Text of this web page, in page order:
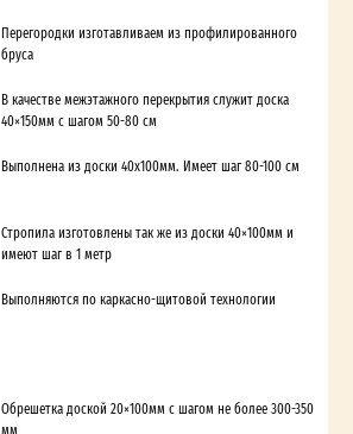
Перегородки изготавливаем из профилированного
бруса
В качестве межэтажного перекрытия служит доска
40×150мм с шагом 50-80 см
Выполнена из доски 40х100мм. Имеет шаг 80-100 см
Стропила изготовлены так же из доски 40×100мм и
имеют шаг в 1 метр
Выполняются по каркасно-щитовой технологии
Обрешетка доской 20×100мм с шагом не более 300-350